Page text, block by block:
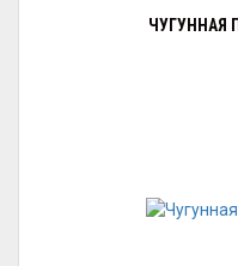
ЧУГУННАЯ